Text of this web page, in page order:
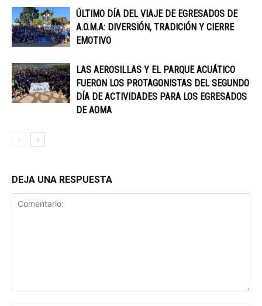
ÚLTIMO DÍA DEL VIAJE DE EGRESADOS DE
A.O.M.A: DIVERSIÓN, TRADICIÓN Y CIERRE
EMOTIVO
LAS AEROSILLAS Y EL PARQUE ACUÁTICO
FUERON LOS PROTAGONISTAS DEL SEGUNDO
DÍA DE ACTIVIDADES PARA LOS EGRESADOS
DE AOMA
DEJA UNA RESPUESTA